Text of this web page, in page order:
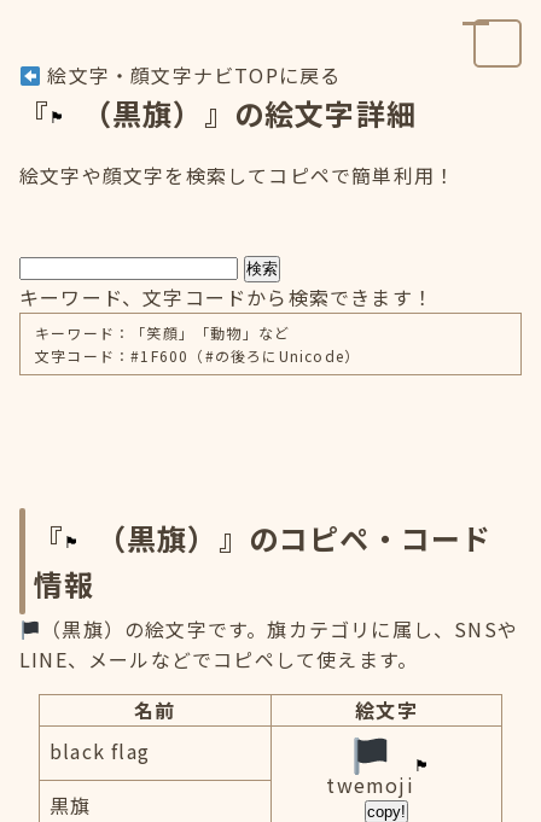
絵文字・顔文字ナビTOPに戻る
『 （黒旗）』の絵文字詳細
絵文字や顔文字を検索してコピペで簡単利用！
検索
キーワード、文字コードから検索できます！
キーワード：「笑顔」「動物」など
文字コード：#1F600（#の後ろにUnicode）
『
（黒旗）』のコピペ・コード
情報
（黒旗）の絵文字です。旗カテゴリに属し、SNSや
LINE、メールなどでコピペして使えます。
名前
絵文字
black flag
twemoji
copy!
黒旗